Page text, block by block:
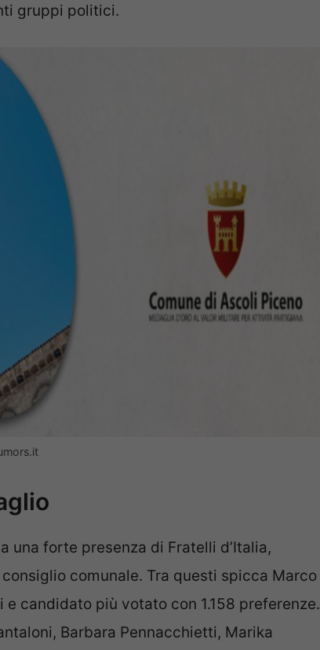
gruppi politici.
una forte presenza di Fratelli d’Italia,
comunale. Tra questi spicca Marco
candidato più votato con 1.158 preferenze.
Barbara Pennacchietti, Marika